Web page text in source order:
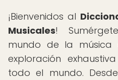
¡Bienvenidos al
Musicales!
mundo de la música
exploración
todo el mundo.